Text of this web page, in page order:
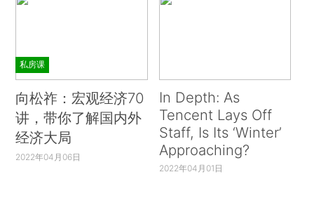
私房课
向松祚：宏观经济70
讲，带你了解国内外
经济大局
2022年04月06日
In Depth: As
Tencent Lays Off
Staff, Is Its ‘Winter’
Approaching?
2022年04月01日